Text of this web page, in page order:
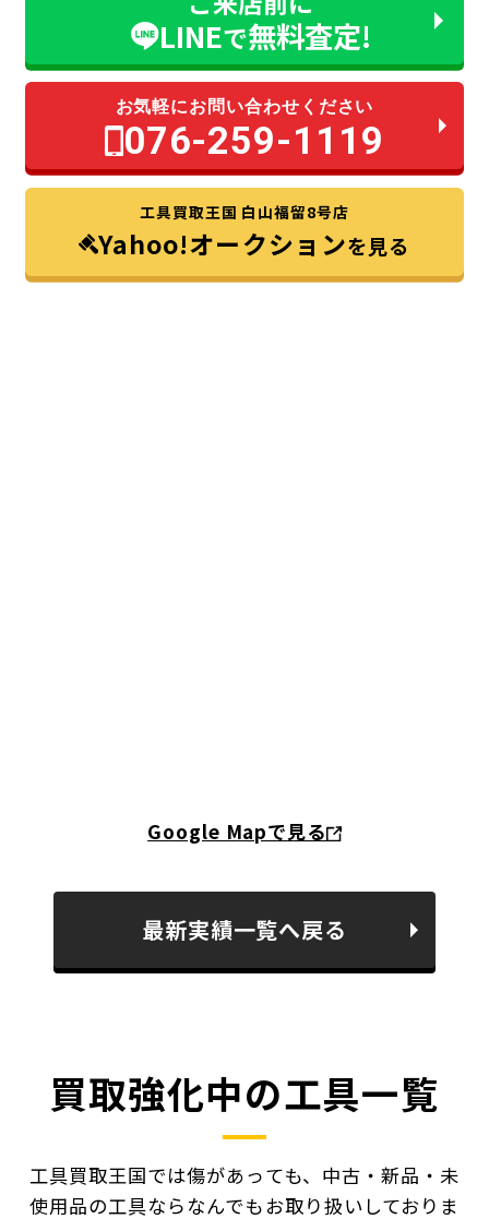
LINEで無料査定!
お気軽にお問い合わせください
076-259-1119
工具買取王国 白山福留8号店
Yahoo!オークションを見る
Google Mapで見る
最新実績一覧へ戻る
買取強化中の工具一覧
工具買取王国では傷があっても、中古・新品・未
使用品の工具ならなんでもお取り扱いしておりま